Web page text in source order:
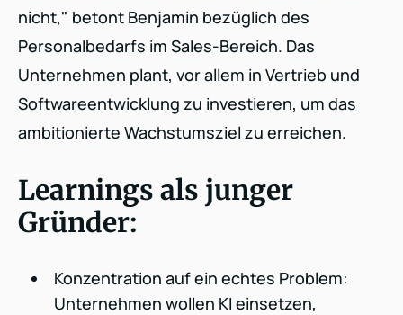
nicht," betont Benjamin bezüglich des
Personalbedarfs im Sales-Bereich. Das
Unternehmen plant, vor allem in Vertrieb und
Softwareentwicklung zu investieren, um das
ambitionierte Wachstumsziel zu erreichen.
Learnings als junger
Gründer:
Konzentration auf ein echtes Problem:
Unternehmen wollen KI einsetzen,